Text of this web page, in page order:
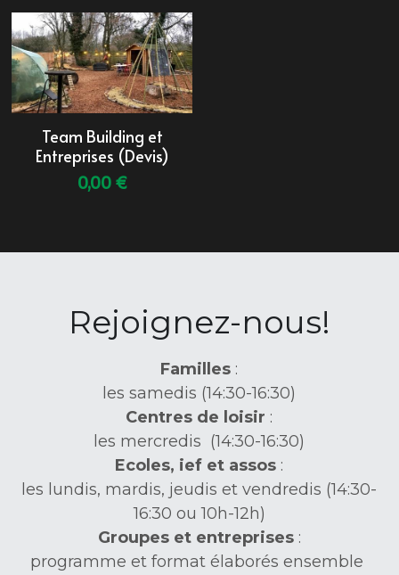
Team Building et
Entreprises (Devis)
0,00 €
Rejoignez-nous!
Familles :
les samedis (14:30-16:30)
Centres de loisir :
les mercredis (14:30-16:30)
Ecoles, ief et assos :
les lundis, mardis, jeudis et vendredis (14:30-
16:30 ou 10h-12h)
Groupes et entreprises :
programme et format élaborés ensemble